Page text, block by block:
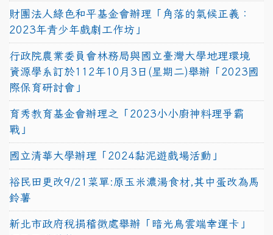
財團法人綠色和平基金會辦理「角落的氣候正義：
2023年青少年戲劇工作坊」
行政院農業委員會林務局與國立臺灣大學地理環境
資源學系訂於112年10月3日(星期二)舉辦「2023國
際保育研討會」
育秀教育基金會辦理之「2023小小廚神料理爭霸
戰」
國立清華大學辦理「2024黏泥遊戲場活動」
裕民田更改9/21菜單:原玉米濃湯食材,其中蛋改為馬
鈴薯
新北市政府稅捐稽徵處舉辦「暗光鳥雲端幸運卡」